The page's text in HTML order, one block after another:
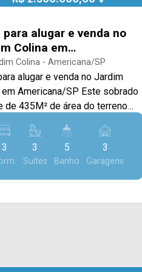
para alugar e venda no
Colina em
SP
Colina - Americana/SP
alugar e venda no Jardim
SP Este sobrado
de 435M² de área do terreno
construção de 344M²
uma arquitetura rustica com
iluminação natural. Esta
distribuído em uma grande sala
e jantar integradas, uma
armários e fogão a lenha,
3 3
Suítes
5
Banho
3
Garagens